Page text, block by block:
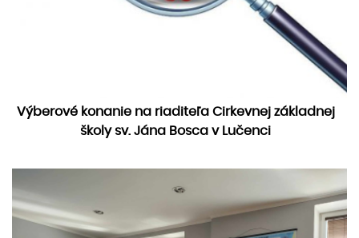
Výberové konanie na riaditeľa Cirkevnej základnej
školy sv. Jána Bosca v Lučenci